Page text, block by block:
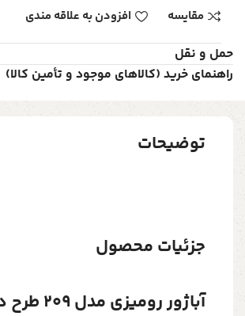
مقایسه افزودن به علاقه مندی
حمل و نقل
راهنمای خرید (کالاهای موجود و تأمین کالا)
توضیحات
جزئیات محصول
آباژور